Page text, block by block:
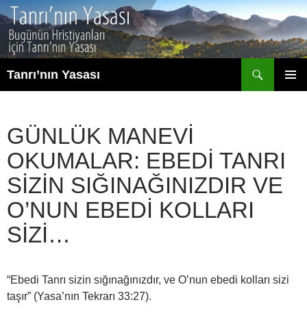
İçeriğe
atla
Tanrı’nın Yasası
GÜNLÜK MANEVI
OKUMALAR: EBEDI TANRI
SIZIN SIĞINAĞINIZDIR VE
O’NUN EBEDI KOLLARI
SIZI…
“Ebedi Tanrı sizin sığınağınızdır, ve O’nun ebedi kolları sizi
taşır” (Yasa’nın Tekrarı 33:27).